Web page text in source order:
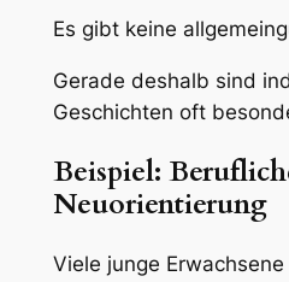
Es gibt keine
Gerade deshalb sind
Geschichten oft
Beispiel:
Neuorientierung
Viele junge